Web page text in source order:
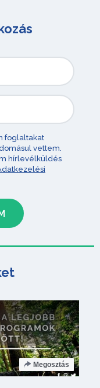
foglaltakat
vettem.
hírlevélküldés
Megosztás